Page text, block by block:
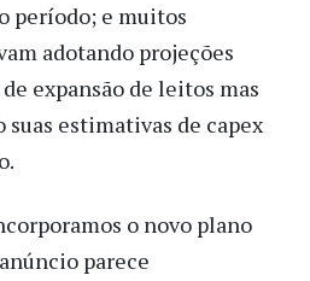
período; e muitos
adotando projeções
expansão de leitos mas
estimativas de capex
o novo plano
parece